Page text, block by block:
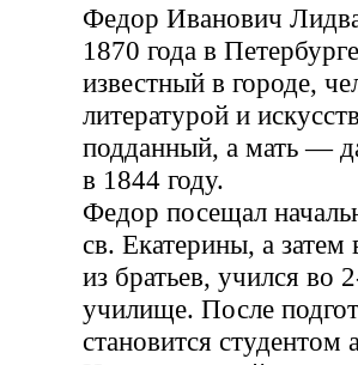
Федор Иванович
1870 года в
известный в городе,
литературой и
подданный, а мать —
в 1844 году.
Федор посещал
св. Екатерины, а
из братьев, учился во
училище. После
становится студентом